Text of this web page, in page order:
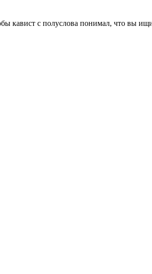
кавист с полуслова понимал, что вы